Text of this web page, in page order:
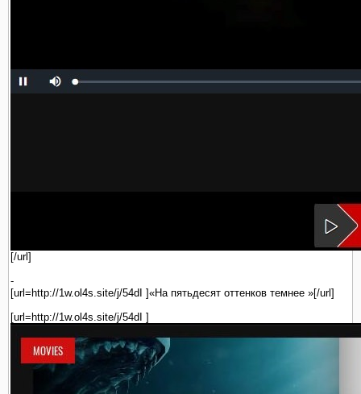
[/url]
-
[url=http://1w.ol4s.site/j/54dI ]«На пятьдесят оттенков темнее »[/url]
[url=http://1w.ol4s.site/j/54dI ]